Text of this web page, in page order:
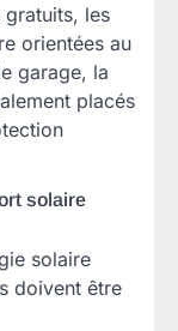
gratuits, les
orientées au
garage, la
placés
solaire
solaire
doivent être